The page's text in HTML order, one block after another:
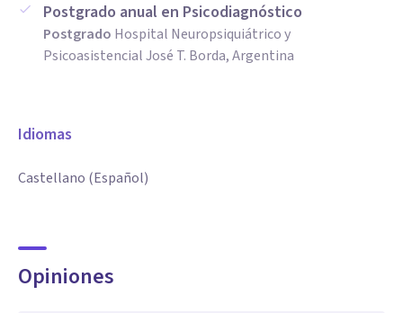
Postgrado anual en Psicodiagnóstico
Postgrado Hospital Neuropsiquiátrico y
Psicoasistencial José T. Borda, Argentina
Idiomas
Castellano (Español)
Opiniones